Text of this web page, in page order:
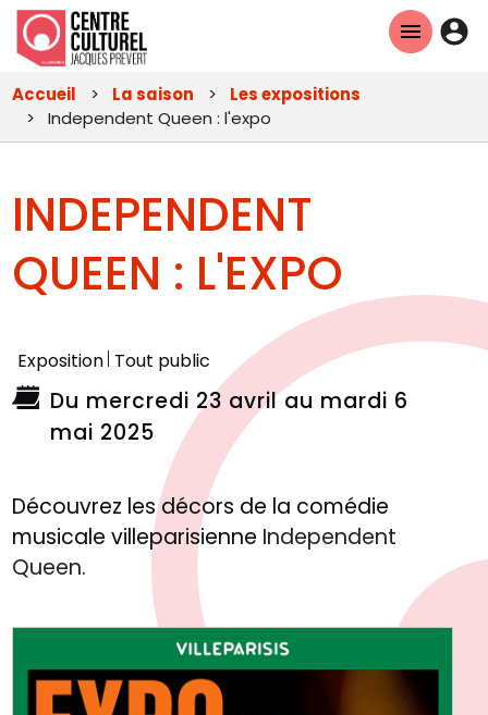
principal
En-
Accueil La saison
Les expositions
Independent Queen : l'expo
INDEPENDENT
QUEEN : L'EXPO
Exposition Tout public
Du mercredi 23 avril au mardi 6
mai 2025
Découvrez les décors de la comédie
musicale villeparisienne Independent
Queen.